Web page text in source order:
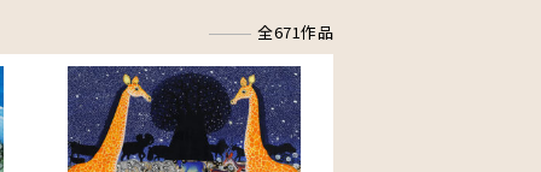
全671作品